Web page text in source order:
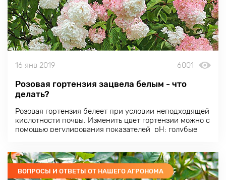
16 янв 2019 6001
Розовая гортензия зацвела белым - что
делать?
Розовая гортензия белеет при условии неподходящей
кислотности почвы. Изменить цвет гортензии можно с
помощью регулирования показателей pH: голубые
поддерживать почвенные показатели кислотности
между 6 и 6,5.
ВОПРОСЫ И ОТВЕТЫ ОТ НАШЕГО АГРОНОМА